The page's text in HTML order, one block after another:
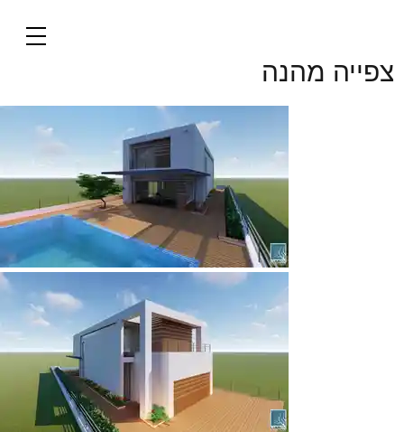
צפייה מהנה
בית באירוס - הדמיה